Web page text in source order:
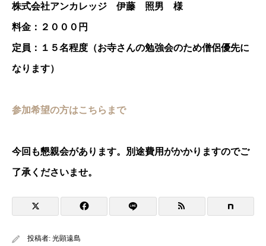
株式会社アンカレッジ 伊藤 照男 様
料金：２０００円
定員：１５名程度（お寺さんの勉強会のため僧侶優先に
なります）
参加希望の方はこちらまで
今回も懇親会があります。別途費用がかかりますのでご
了承くださいませ。
投稿者: 光顕遠島